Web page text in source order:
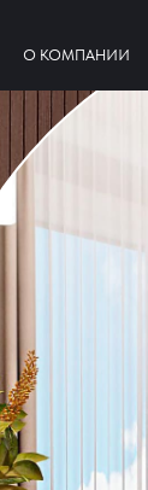
О КОМПАНИИ